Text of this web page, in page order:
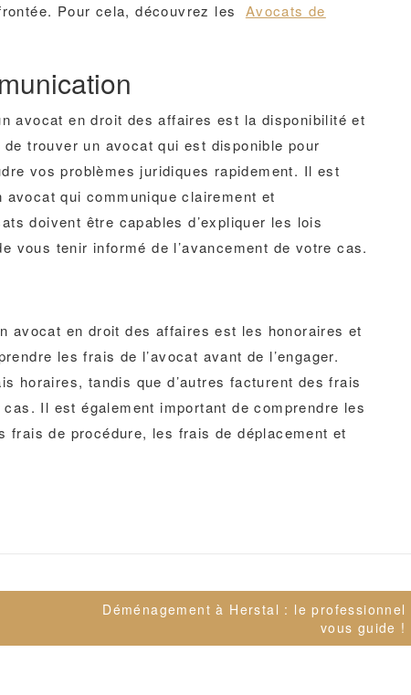
Pour cela, découvrez les
Avocats de
avocat en droit des affaires est la disponibilité et
trouver un avocat qui est disponible pour
vos problèmes juridiques rapidement. Il est
qui communique clairement et
doivent être capables d’expliquer les lois
vous tenir informé de l’avancement de votre cas.
avocat en droit des affaires est les honoraires et
les frais de l’avocat avant de l’engager.
horaires, tandis que d’autres facturent des frais
Il est également important de comprendre les
frais de procédure, les frais de déplacement et
Déménagement à Herstal : le professionnel
vous guide !